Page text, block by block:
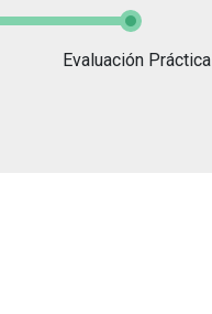
Evaluación Práctica